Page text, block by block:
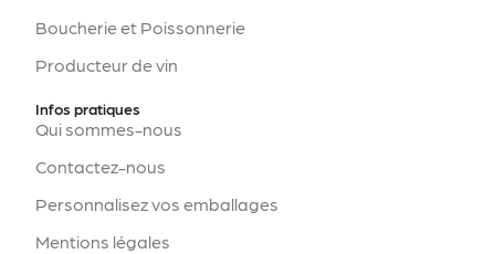
Boucherie et Poissonnerie
Producteur de vin
Infos pratiques
Qui sommes-nous
Contactez-nous
Personnalisez vos emballages
Mentions légales